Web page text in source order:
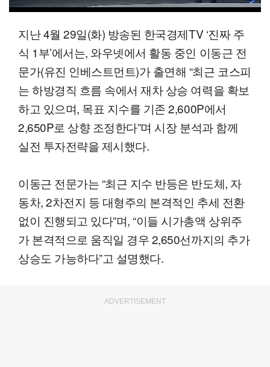
00:20 08:09 일반배속
지난 4월 29일(화) 방송된 한국경제TV ‘진짜 주
식 1부’에서는, 와우넷에서 활동 중인 이동근 전
문가(유진 인베스트먼트)가 출연해 “최근 코스피
는 하방경직 흐름 속에서 재차 상승 여력을 확보
하고 있으며, 목표 지수를 기존 2,600P에서
2,650P로 상향 조정한다”며 시장 분석과 함께
실전 투자전략을 제시했다.
이동근 전문가는 “최근 지수 반등은 반도체, 자
동차, 2차전지 등 대형주의 본격적인 추세 전환
없이 진행되고 있다”며, “이들 시가총액 상위주
가 본격적으로 움직일 경우 2,650선까지의 추가
상승도 가능하다”고 설명했다.
ADVERTISEMENT